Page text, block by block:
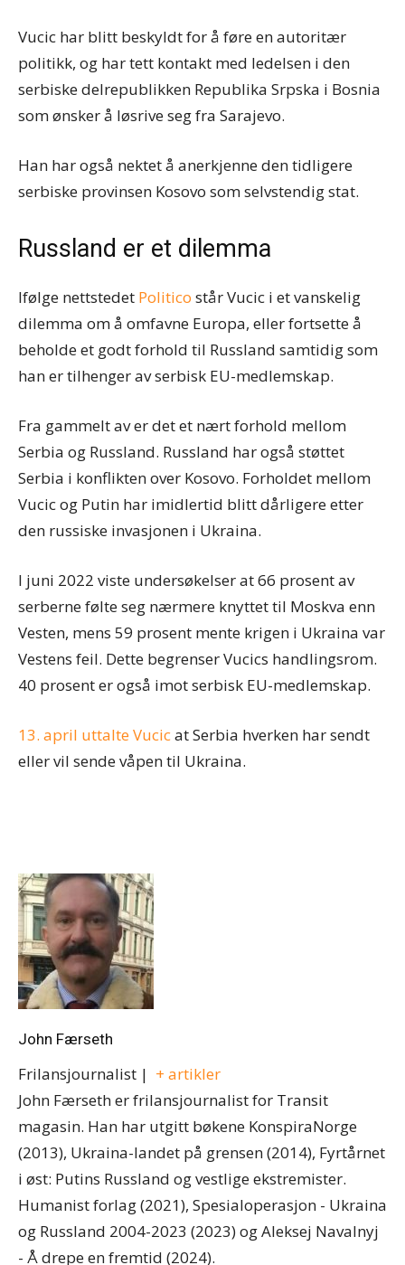
Vucic har blitt beskyldt for å føre en autoritær
politikk, og har tett kontakt med ledelsen i den
serbiske delrepublikken Republika Srpska i Bosnia
som ønsker å løsrive seg fra Sarajevo.
Han har også nektet å anerkjenne den tidligere
serbiske provinsen Kosovo som selvstendig stat.
Russland er et dilemma
Ifølge nettstedet Politico står Vucic i et vanskelig
dilemma om å omfavne Europa, eller fortsette å
beholde et godt forhold til Russland samtidig som
han er tilhenger av serbisk EU-medlemskap.
Fra gammelt av er det et nært forhold mellom
Serbia og Russland. Russland har også støttet
Serbia i konflikten over Kosovo. Forholdet mellom
Vucic og Putin har imidlertid blitt dårligere etter
den russiske invasjonen i Ukraina.
I juni 2022 viste undersøkelser at 66 prosent av
serberne følte seg nærmere knyttet til Moskva enn
Vesten, mens 59 prosent mente krigen i Ukraina var
Vestens feil. Dette begrenser Vucics handlingsrom.
40 prosent er også imot serbisk EU-medlemskap.
13. april uttalte Vucicat Serbia hverken har sendt
eller vil sende våpen til Ukraina.
John Færseth
Frilansjournalist | + artikler
John Færseth er frilansjournalist for Transit
magasin. Han har utgitt bøkene KonspiraNorge
(2013), Ukraina-landet på grensen (2014), Fyrtårnet
i øst: Putins Russland og vestlige ekstremister.
Humanist forlag (2021), Spesialoperasjon - Ukraina
og Russland 2004-2023 (2023) og Aleksej Navalnyj
- Å drepe en fremtid (2024).